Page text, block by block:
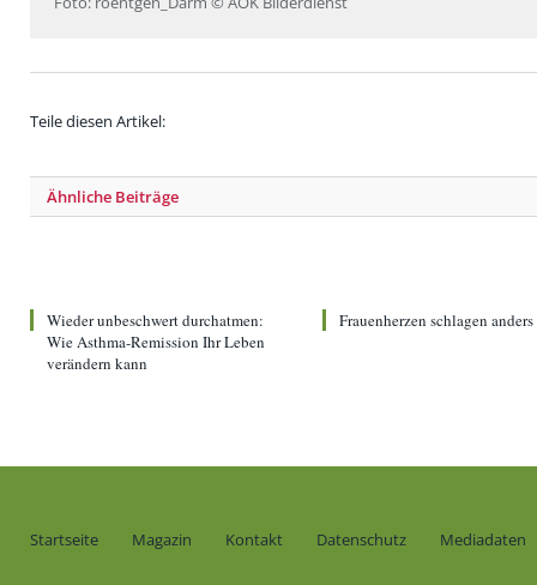
Teile diesen Artikel:
Ähnliche Beiträge
Wieder unbeschwert durchatmen:
Wie Asthma-Remission Ihr Leben
verändern kann
Frauenherzen schlagen anders
Startseite Magazin Kontakt Datenschutz Mediadaten